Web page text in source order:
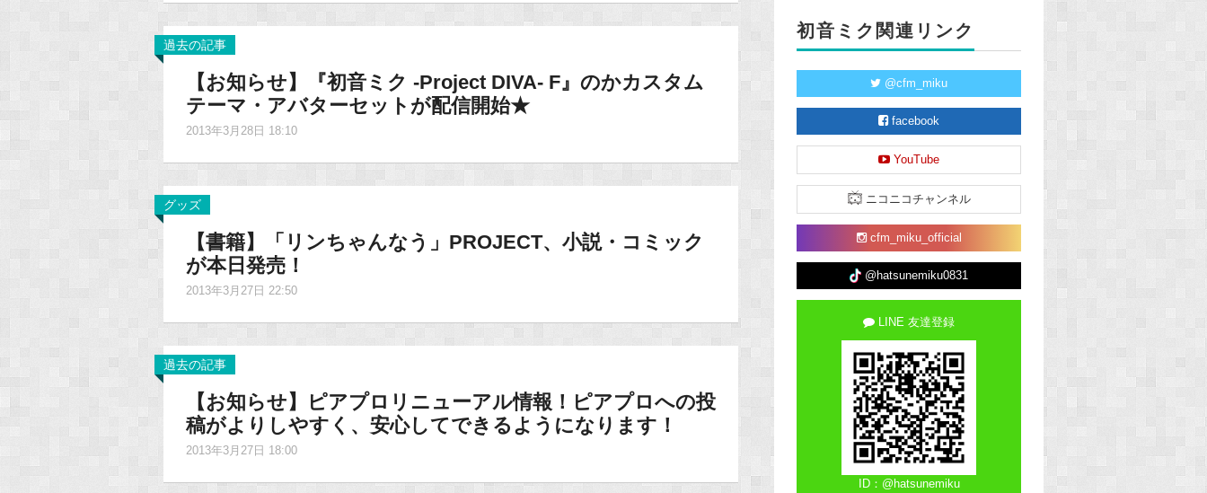
過去の記事
【お知らせ】『初音ミク -Project DIVA- F』のかカスタム
テーマ・アバターセットが配信開始★
2013年3月28日 18:10
グッズ
【書籍】「リンちゃんなう」PROJECT、小説・コミック
が本日発売！
2013年3月27日 22:50
過去の記事
【お知らせ】ピアプロリニューアル情報！ピアプロへの投
稿がよりしやすく、安心してできるようになります！
2013年3月27日 18:00
初音ミク関連リンク
@cfm_miku
facebook
YouTube
ニコニコチャンネル
cfm_miku_official
@hatsunemiku0831
LINE 友達登録
ID：@hatsunemiku